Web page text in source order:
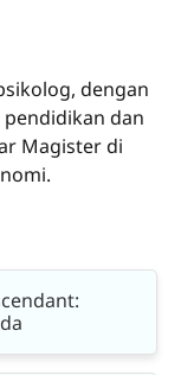
dengan
dan
Magister di